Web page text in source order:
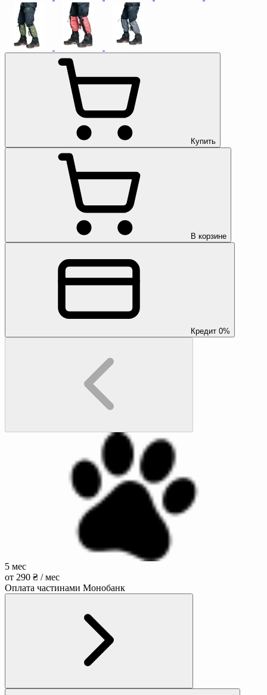
Купить
В корзине
Кредит 0%
5 мес
от 290 ₴ / мес
Оплата частинами Монобанк